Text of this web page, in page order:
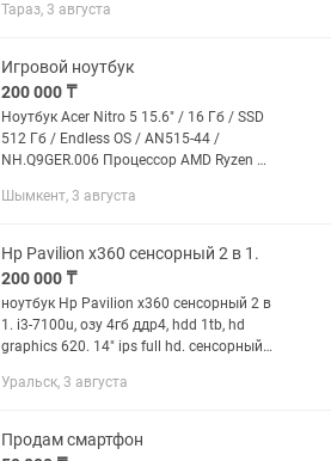
Radeon HD 7520G 5) HDD 500гб 6)
Тараз, 3 августа
Игровой ноутбук
200 000 ₸
Ноутбук Acer Nitro 5 15.6" / 16 Гб / SSD
512 Гб / Endless OS / AN515-44 /
NH.Q9GER.006 Процессор AMD Ryzen 5
16гб Видеокарта Nvidia GTX 1650 4гб В
Шымкент, 3 августа
Hp Pavilion x360 сенсорный 2 в 1.
200 000 ₸
ноутбук Hp Pavilion x360 сенсорный 2 в
1. i3-7100u, озу 4гб ддр4, hdd 1tb, hd
graphics 620. 14" ips full hd. сенсорный
использовать как планшет. windows
Уральск, 3 августа
Продам смартфон